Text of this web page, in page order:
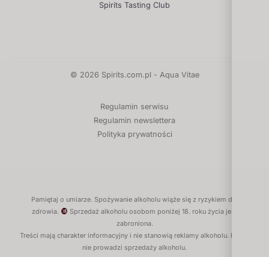
Spirits Tasting Club
© 2026 Spirits.com.pl - Aqua Vitae
Regulamin serwisu
Regulamin newslettera
Polityka prywatności
Pamiętaj o umiarze. Spożywanie alkoholu wiąże się z ryzykiem dla
zdrowia.
Sprzedaż alkoholu osobom poniżej 18. roku życia jest
zabroniona.
Treści mają charakter informacyjny i nie stanowią reklamy alkoholu. Portal
nie prowadzi sprzedaży alkoholu.